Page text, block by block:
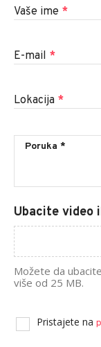
Vaše ime *
E-mail *
Lokacija *
Ubacite video
Možete da
više od 25 MB.
Pristajete na